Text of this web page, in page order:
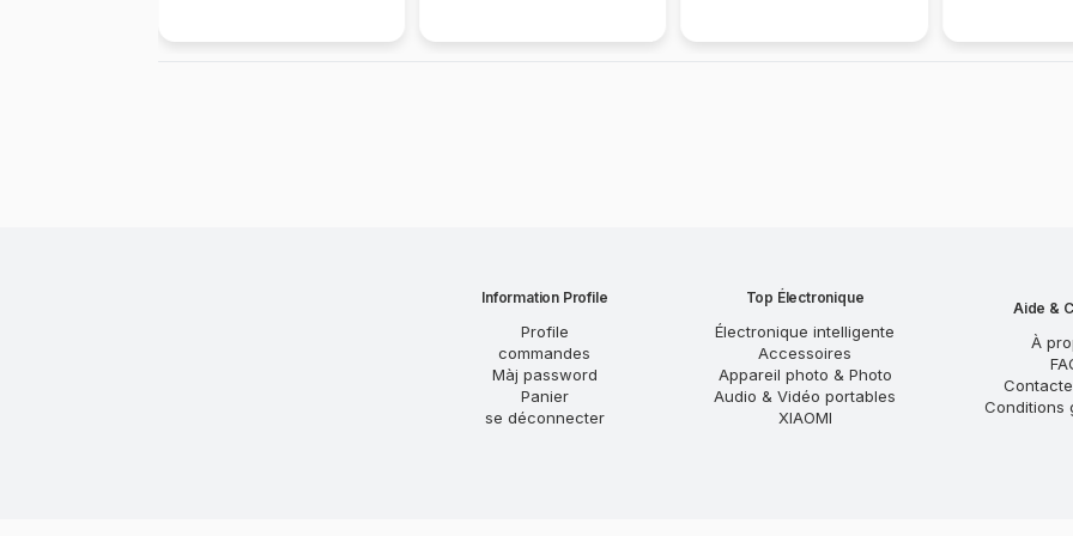
Information Profile
Profile
commandes
Màj password
Panier
se déconnecter
Top Électronique
Électronique intelligente
Accessoires
Appareil photo & Photo
Audio & Vidéo portables
XIAOMI
Aide &
À
Conditions